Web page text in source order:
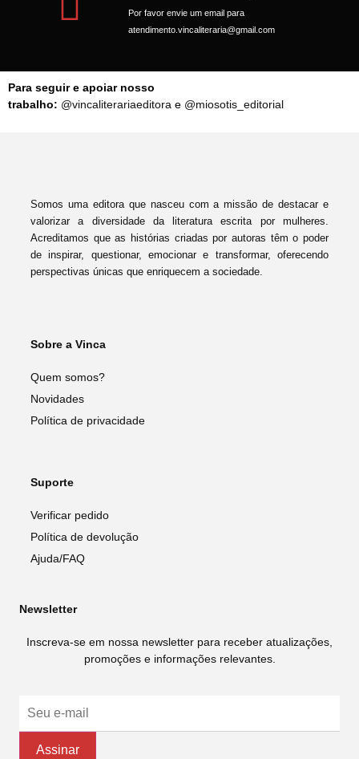
Por favor envie um email para
atendimento.vincaliteraria@gmail.com
Para seguir e apoiar nosso
trabalho: @vincaliterariaeditora e @miosotis_editorial
Somos uma editora que nasceu com a missão de destacar e
valorizar a diversidade da literatura escrita por mulheres.
Acreditamos que as histórias criadas por autoras têm o poder
de inspirar, questionar, emocionar e transformar, oferecendo
perspectivas únicas que enriquecem a sociedade.
Sobre a Vinca
Quem somos?
Novidades
Política de privacidade
Suporte
Verificar pedido
Política de devolução
Ajuda/FAQ
Newsletter
Inscreva-se em nossa newsletter para receber atualizações,
promoções e informações relevantes.